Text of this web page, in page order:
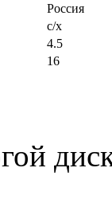
Россия
с/х
4.5
16